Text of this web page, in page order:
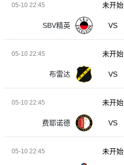
05-10 22:45
SBV精英 VS
未开始
05-10 22:45
布雷达 VS
未开始
05-10 22:45
费耶诺德 VS
未开始
05-10 22:45 未开始